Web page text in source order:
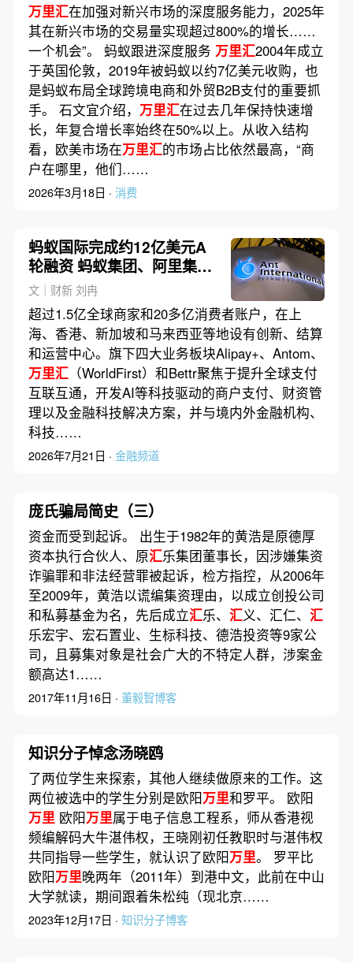
万里汇在加强对新兴市场的深度服务能力，2025年
其在新兴市场的交易量实现超过800%的增长……
一个机会”。 蚂蚁跟进深度服务 万里汇2004年成立
于英国伦敦，2019年被蚂蚁以约7亿美元收购，也
是蚂蚁布局全球跨境电商和外贸B2B支付的重要抓
手。 石文宜介绍， 万里汇在过去几年保持快速增
长，年复合增长率始终在50%以上。从收入结构
看，欧美市场在万里汇的市场占比依然最高，“商
户在哪里，他们……
2026年3月18日 · 消费
蚂蚁国际完成约12亿美元A
轮融资 蚂蚁集团、阿里集团
等参与
文｜财新 刘冉
超过1.5亿全球商家和20多亿消费者账户，在上
海、香港、新加坡和马来西亚等地设有创新、结算
和运营中心。旗下四大业务板块Alipay+、Antom、
万里汇（WorldFirst）和Bettr聚焦于提升全球支付
互联互通，开发AI等科技驱动的商户支付、财资管
理以及金融科技解决方案，并与境内外金融机构、
科技……
2026年7月21日 · 金融频道
庞氏骗局简史（三）
资金而受到起诉。 出生于1982年的黄浩是原德厚
资本执行合伙人、原汇乐集团董事长，因涉嫌集资
诈骗罪和非法经营罪被起诉，检方指控，从2006年
至2009年，黄浩以谎编集资理由，以成立创投公司
和私募基金为名，先后成立汇乐、 汇义、汇仁、 汇
乐宏宇、宏石置业、生标科技、德浩投资等9家公
司，且募集对象是社会广大的不特定人群，涉案金
额高达1……
2017年11月16日 · 董毅智博客
知识分子悼念汤晓鸥
了两位学生来探索，其他人继续做原来的工作。这
两位被选中的学生分别是欧阳万里和罗平。 欧阳
万里欧阳万里属于电子信息工程系，师从香港视
频编解码大牛湛伟权，王晓刚初任教职时与湛伟权
共同指导一些学生，就认识了欧阳万里。 罗平比
欧阳万里晚两年（2011年）到港中文，此前在中山
大学就读，期间跟着朱松纯（现北京……
2023年12月17日 · 知识分子博客